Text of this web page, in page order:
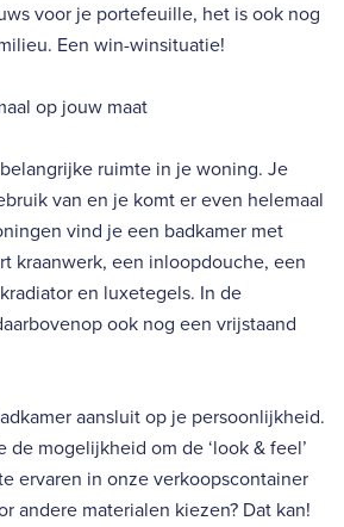
voor je portefeuille, het is ook nog
Een win-winsituatie!
op jouw maat
ruimte in je woning. Je
van en je komt er even helemaal
vind je een badkamer met
kraanwerk, een inloopdouche, een
en luxetegels. In de
ook nog een vrijstaand
aansluit op je persoonlijkheid.
de mogelijkheid om de ‘look & feel’
ervaren in onze verkoopscontainer
andere materialen kiezen? Dat kan!